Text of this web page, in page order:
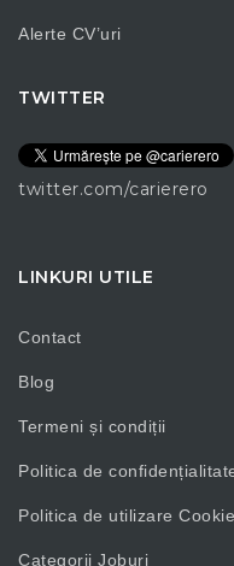
Alerte CV’uri
TWITTER
twitter.com/carierero
LINKURI UTILE
Contact
Blog
Termeni și condiții
Politica de
Politica de utilizare
Categorii Joburi